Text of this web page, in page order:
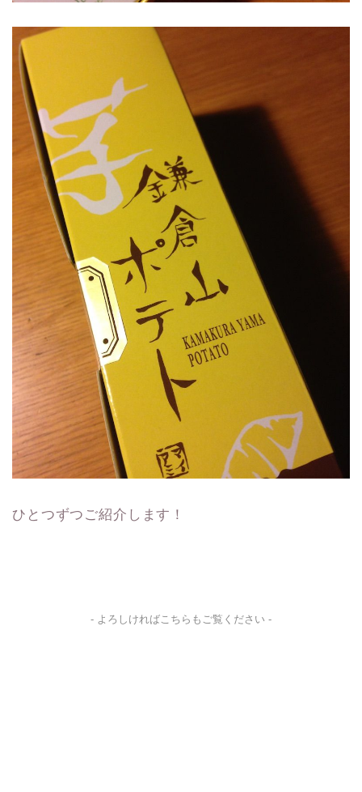
ひとつずつご紹介します！
- よろしければこちらもご覧ください -